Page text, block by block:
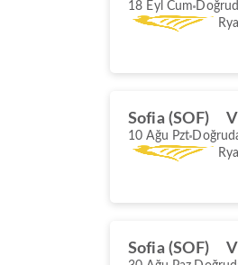
18 Eyl Cum
Sofia (SOF)
10 Ağu Pzt
Sofia (SOF)